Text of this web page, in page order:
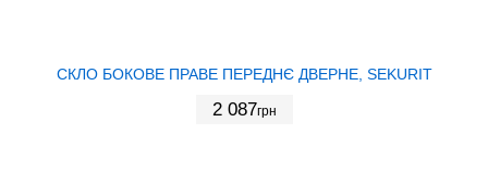
СКЛО БОКОВЕ ПРАВЕ ПЕРЕДНЄ ДВЕРНЕ, SEKURIT
2 087грн